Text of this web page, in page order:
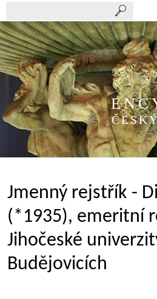
Jmenný rejstřík -
(*1935), emeritní
Jihočeské
Budějovicích